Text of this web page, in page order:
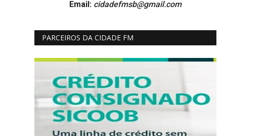
Email: cidadefmsb@gmail.com
PARCEIROS DA CIDADE FM